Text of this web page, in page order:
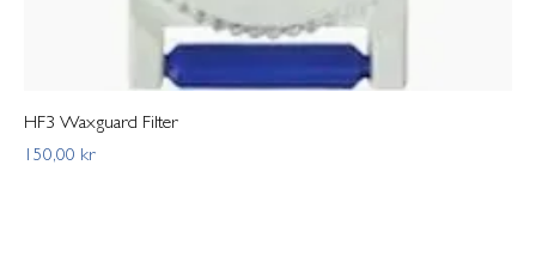
HF3 Waxguard Filter
Pris
150,00 kr